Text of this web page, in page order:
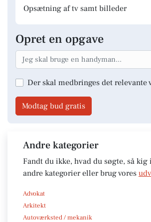
Opsætning af tv samt billeder
Opret en opgave
Der skal medbringes det relevante
Modtag bud gratis
Andre kategorier
Fandt du ikke, hvad du søgte, så kig
andre kategorier eller brug vores
Advokat
Arkitekt
Autoværksted / mekanik